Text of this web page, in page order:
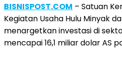
BISNISPOST.COM – Satuan
Kegiatan Usaha Hulu Minyak
menargetkan investasi di
mencapai 16,1 miliar dolar AS